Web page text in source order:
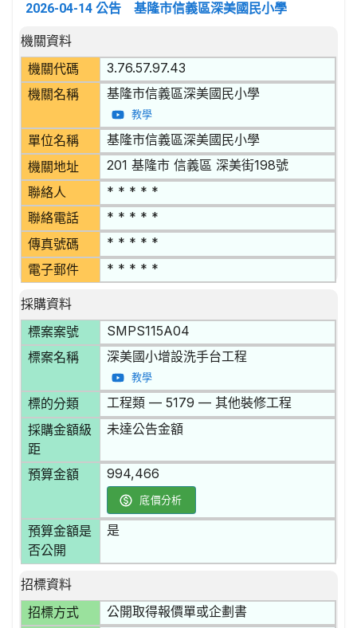
2026-04-14 公告 基隆市信義區深美國民小學
招標公告詳細內容
機關資料
機關代碼
3.76.57.97.43
機關名稱 基隆市信義區深美國民小學
教學
單位名稱 基隆市信義區深美國民小學
機關地址 201 基隆市 信義區 深美街198號
聯絡人 * * * * *
聯絡電話 * * * * *
傳真號碼 * * * * *
電子郵件 * * * * *
採購資料
標案案號
SMPS115A04
標案名稱 深美國小增設洗手台工程
教學
標的分類 工程類 — 5179 — 其他裝修工程
採購金額級
距
未達公告金額
預算金額 994,466
底價分析
預算金額是
否公開
是
招標資料
招標方式
公開取得報價單或企劃書